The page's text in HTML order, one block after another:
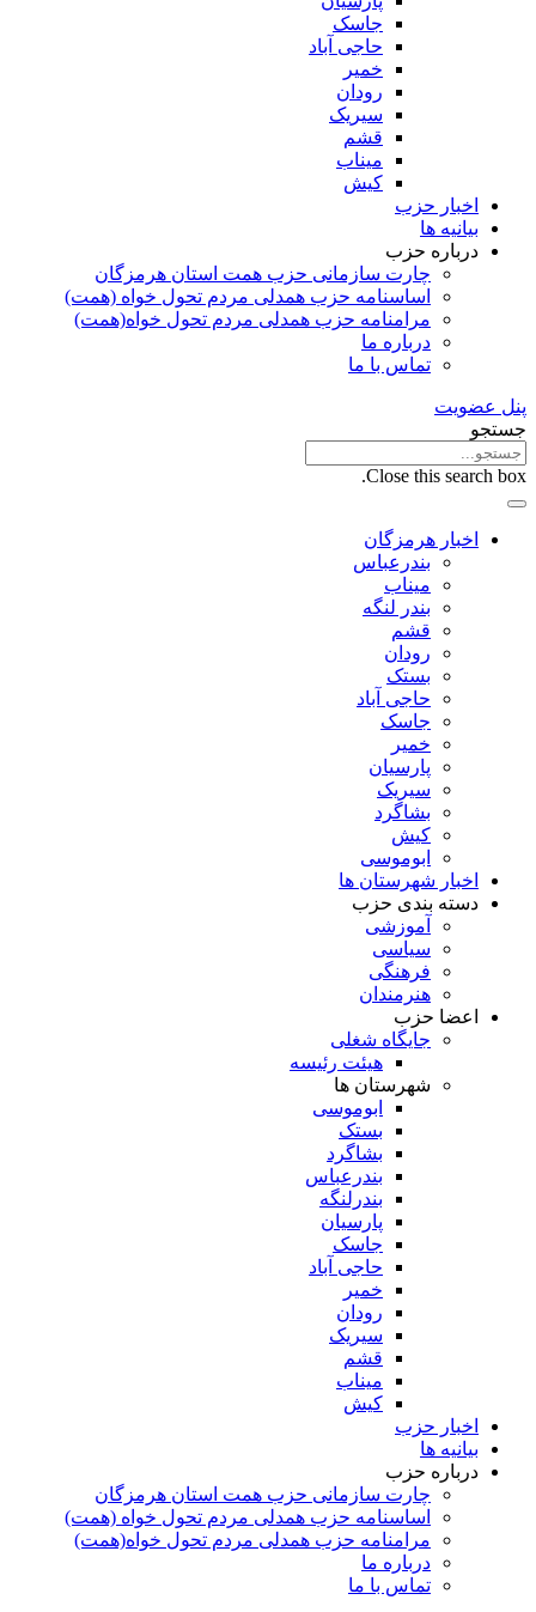
جاسک
حاجی آباد
خمیر
رودان
سیریک
قشم
میناب
کیش
اخبار حزب
بیانیه ها
درباره حزب
چارت سازمانی حزب همت استان هرمزگان
اساسنامه حزب همدلی مردم تحول خواه (همت)
مرامنامه حزب همدلی مردم تحول خواه(همت)
درباره ما
تماس با ما
پنل عضویت
جستجو
Close this search box.
اخبار هرمزگان
بندرعباس
میناب
بندر لنگه
قشم
رودان
بستک
حاجی آباد
جاسک
خمیر
پارسیان
سیریک
بشاگرد
کیش
ابوموسی
اخبار شهرستان ها
دسته بندی حزب
آموزشی
سیاسی
فرهنگی
هنرمندان
اعضا حزب
جایگاه شغلی
هیئت رئیسه
شهرستان ها
ابوموسی
بستک
بشاگرد
بندرعباس
بندرلنگه
پارسیان
جاسک
حاجی آباد
خمیر
رودان
سیریک
قشم
میناب
کیش
اخبار حزب
بیانیه ها
درباره حزب
چارت سازمانی حزب همت استان هرمزگان
اساسنامه حزب همدلی مردم تحول خواه (همت)
مرامنامه حزب همدلی مردم تحول خواه(همت)
درباره ما
تماس با ما